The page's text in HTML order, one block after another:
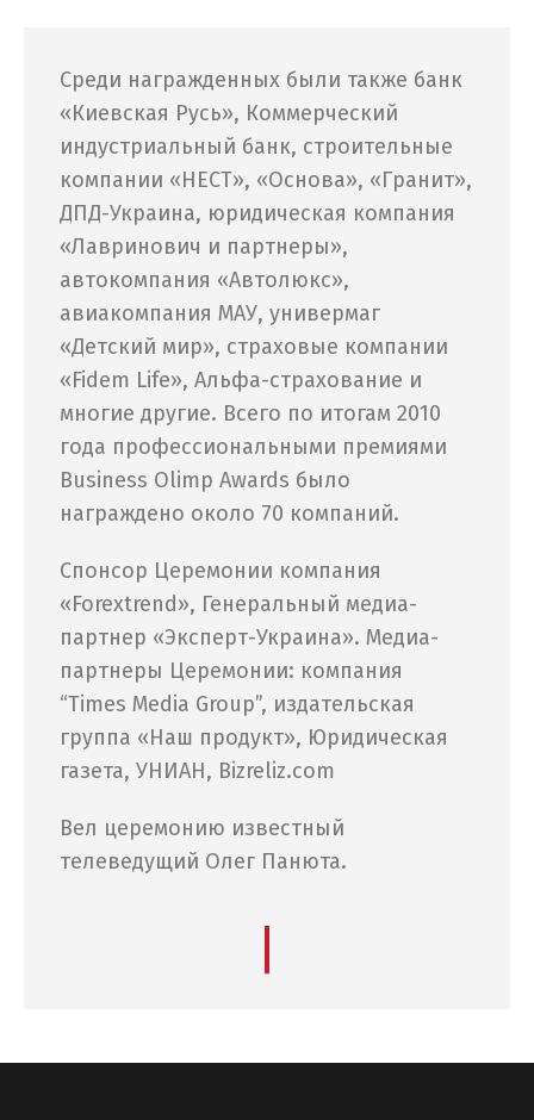
Среди награжденных были также банк
«Киевская Русь», Коммерческий
индустриальный банк, строительные
компании «НЕСТ», «Основа», «Гранит»,
ДПД-Украина, юридическая компания
«Лавринович и партнеры»,
автокомпания «Автолюкс»,
авиакомпания МАУ, универмаг
«Детский мир», страховые компании
«Fidem Life», Альфа-страхование и
многие другие. Всего по итогам 2010
года профессиональными премиями
Business Olimp Awards было
награждено около 70 компаний.
Спонсор Церемонии компания
«Forextrend», Генеральный медиа-
партнер «Эксперт-Украина». Медиа-
партнеры Церемонии: компания
“Times Media Group”, издательская
группа «Наш продукт», Юридическая
газета, УНИАН, Bizreliz.com
Вел церемонию известный
телеведущий Олег Панюта.